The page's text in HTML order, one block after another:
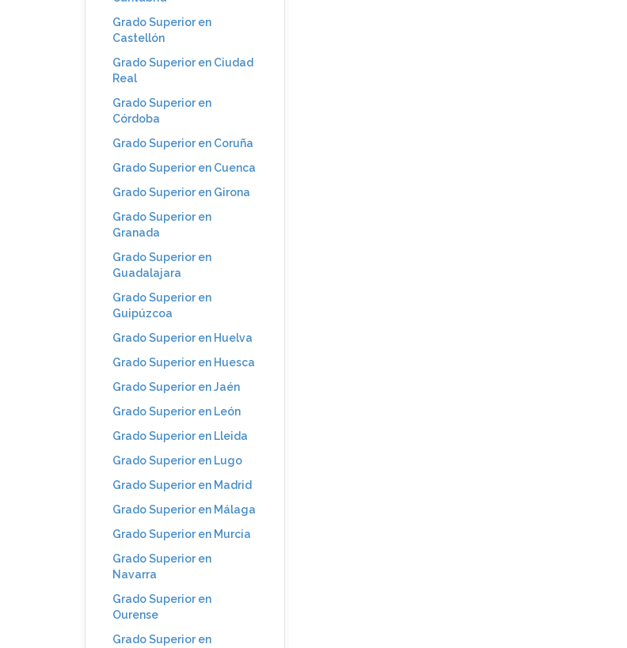
Grado Superior en
Castellón
Grado Superior en Ciudad
Real
Grado Superior en
Córdoba
Grado Superior en Coruña
Grado Superior en Cuenca
Grado Superior en Girona
Grado Superior en
Granada
Grado Superior en
Guadalajara
Grado Superior en
Guipúzcoa
Grado Superior en Huelva
Grado Superior en Huesca
Grado Superior en Jaén
Grado Superior en León
Grado Superior en Lleida
Grado Superior en Lugo
Grado Superior en Madrid
Grado Superior en Málaga
Grado Superior en Murcia
Grado Superior en
Navarra
Grado Superior en
Ourense
Grado Superior en